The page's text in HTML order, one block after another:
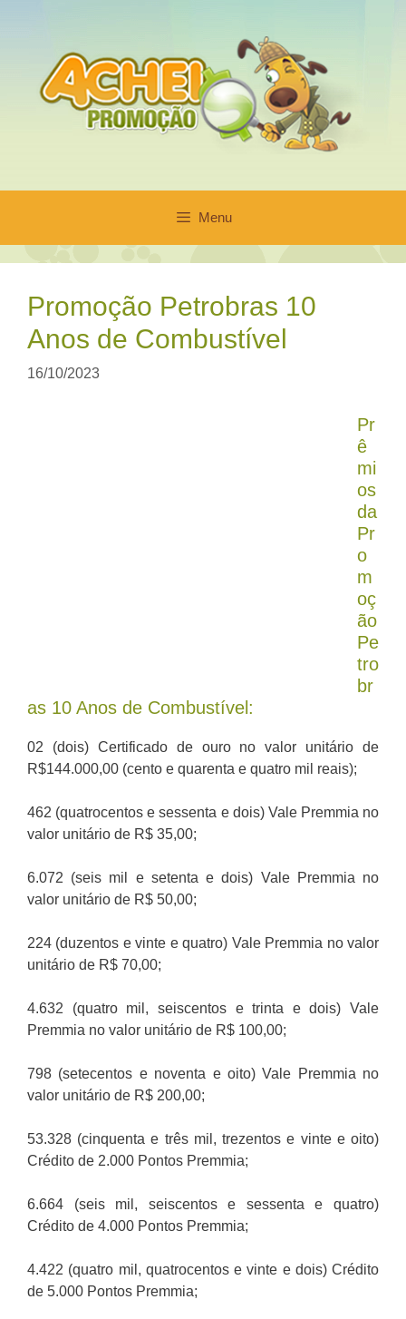
conteúdo
Menu
Promoção Petrobras 10
Anos de Combustível
16/10/2023
Pr
ê
mi
os
da
Pr
o
m
oç
ão
Pe
tro
br
as 10 Anos de Combustível:
02 (dois) Certificado de ouro no valor unitário de
R$144.000,00 (cento e quarenta e quatro mil reais);
462 (quatrocentos e sessenta e dois) Vale Premmia no
valor unitário de R$ 35,00;
6.072 (seis mil e setenta e dois) Vale Premmia no
valor unitário de R$ 50,00;
224 (duzentos e vinte e quatro) Vale Premmia no valor
unitário de R$ 70,00;
4.632 (quatro mil, seiscentos e trinta e dois) Vale
Premmia no valor unitário de R$ 100,00;
798 (setecentos e noventa e oito) Vale Premmia no
valor unitário de R$ 200,00;
53.328 (cinquenta e três mil, trezentos e vinte e oito)
Crédito de 2.000 Pontos Premmia;
6.664 (seis mil, seiscentos e sessenta e quatro)
Crédito de 4.000 Pontos Premmia;
4.422 (quatro mil, quatrocentos e vinte e dois) Crédito
de 5.000 Pontos Premmia;